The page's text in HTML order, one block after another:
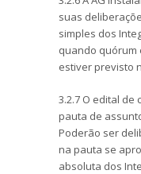
suas
simples dos
quando quórum
estiver previsto
3.2.7 O edital de
pauta de
Poderão ser
na pauta se
absoluta dos